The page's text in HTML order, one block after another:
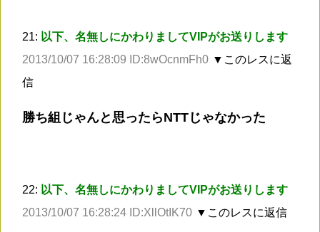
21: 以下、名無しにかわりましてVIPがお送りします
2013/10/07 16:28:09 ID:8wOcnmFh0 ▼このレスに返
信
勝ち組じゃんと思ったらNTTじゃなかった
22: 以下、名無しにかわりましてVIPがお送りします
2013/10/07 16:28:24 ID:XllOtIK70 ▼このレスに返信